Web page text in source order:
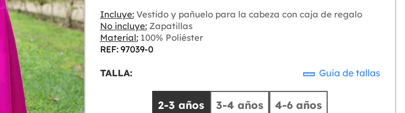
Incluye:Vestido y pañuelo para la cabeza con caja de regalo
No incluye:Zapatillas
Material:100% Poliéster
REF: 97039-0
TALLA: Guía de tallas
2-3 años 3-4 años 4-6 años